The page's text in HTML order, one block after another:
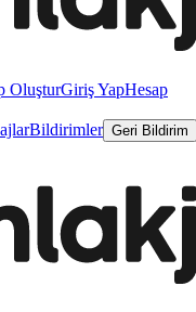
OluşturGiriş YapHesap
Bildirimler Geri Bildirim